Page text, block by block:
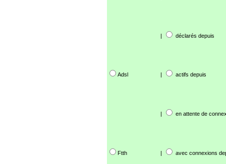
| déclarés depuis
Adsl | actifs depuis
| en attente de
Ftth | avec connexions